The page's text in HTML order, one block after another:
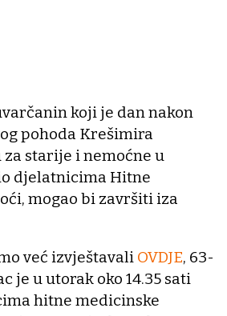
koji je dan nakon
pohoda Krešimira
starije i nemoćne u
djelatnicima Hitne
mogao bi završiti iza
već izvještavali OVDJE, 63-
je u utorak oko 14.35 sati
hitne medicinske